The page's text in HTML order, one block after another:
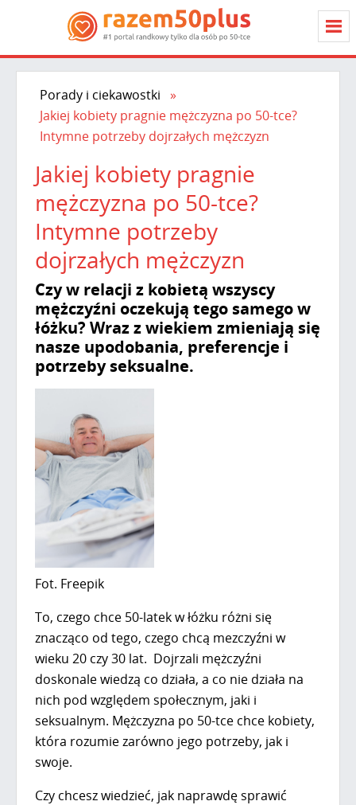
Porady i ciekawostki
Jakiej kobiety pragnie mężczyzna po 50-tce?
Intymne potrzeby dojrzałych mężczyzn
Jakiej kobiety pragnie
mężczyzna po 50-tce?
Intymne potrzeby
dojrzałych mężczyzn
Czy w relacji z kobietą wszyscy
mężczyźni oczekują tego samego w
łóżku? Wraz z wiekiem zmieniają się
nasze upodobania, preferencje i
potrzeby seksualne.
Fot. Freepik
To, czego chce 50-latek w łóżku różni się
znacząco od tego, czego chcą mezczyźni w
wieku 20 czy 30 lat. Dojrzali mężczyźni
doskonale wiedzą co działa, a co nie działa na
nich pod względem społecznym, jaki i
seksualnym. Mężczyzna po 50-tce chce kobiety,
która rozumie zarówno jego potrzeby, jak i
swoje.
Czy chcesz wiedzieć, jak naprawdę sprawić